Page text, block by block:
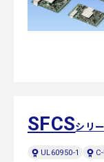
SFCSシリ
UL60950-1